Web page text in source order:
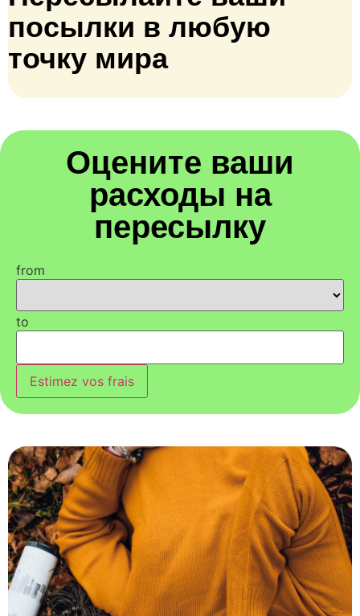
посылки в любую
точку мира
Оцените ваши
расходы на
пересылку
from
to
Estimez vos frais